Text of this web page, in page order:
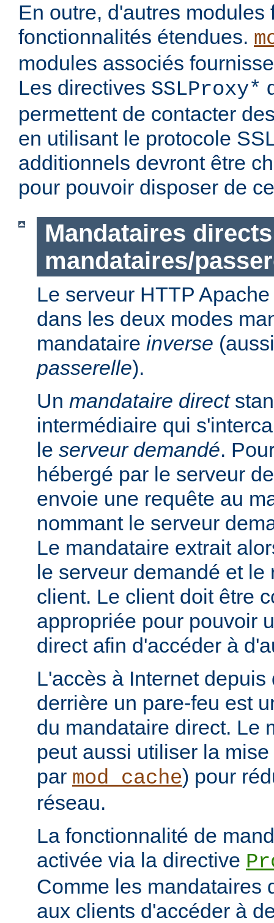
En outre, d'autres modules
fonctionnalités étendues.
modules associés
Les directives SSLProxy*
permettent de contacter
en utilisant le protocole
additionnels devront être
pour pouvoir disposer de
Mandataires
mandataires/
Le serveur HTTP
dans les deux modes
mandataire inverse
passerelle).
Un mandataire direct
intermédiaire qui
le serveur demandé.
hébergé par le serveur
envoie une requête au
nommant le serveur
Le mandataire extrait
le serveur demandé et
client. Le client doit être
appropriée pour pouvoir
direct afin d'accéder à
L'accès à Internet
derrière un pare-feu est
du mandataire direct. Le
peut aussi utiliser la
par mod_cache) pour
réseau.
La fonctionnalité de
activée via la directive
Comme les mandataires
aux clients d'accéder à